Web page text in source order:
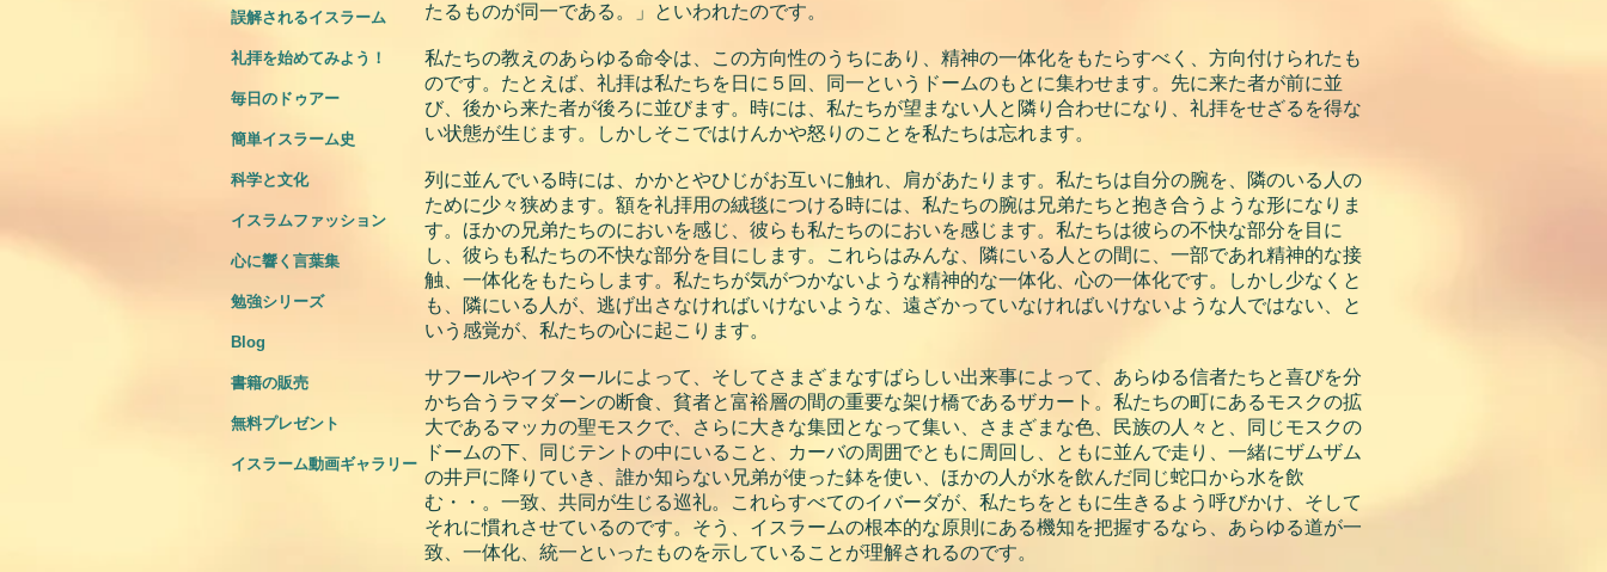
誤解されるイスラーム
礼拝を始めてみよう！
毎日のドゥアー
簡単イスラーム史
科学と文化
イスラムファッション
心に響く言葉集
勉強シリーズ
Blog
書籍の販売
無料プレゼント
イスラーム動画ギャラリー
たるものが同一である。」といわれたのです。
私たちの教えのあらゆる命令は、この方向性のうちにあり、精神の一体化をもたらすべく、方向付けられたも
のです。たとえば、礼拝は私たちを日に５回、同一というドームのもとに集わせます。先に来た者が前に並
び、後から来た者が後ろに並びます。時には、私たちが望まない人と隣り合わせになり、礼拝をせざるを得な
い状態が生じます。しかしそこではけんかや怒りのことを私たちは忘れます。
列に並んでいる時には、かかとやひじがお互いに触れ、肩があたります。私たちは自分の腕を、隣のいる人の
ために少々狭めます。額を礼拝用の絨毯につける時には、私たちの腕は兄弟たちと抱き合うような形になりま
す。ほかの兄弟たちのにおいを感じ、彼らも私たちのにおいを感じます。私たちは彼らの不快な部分を目に
し、彼らも私たちの不快な部分を目にします。これらはみんな、隣にいる人との間に、一部であれ精神的な接
触、一体化をもたらします。私たちが気がつかないような精神的な一体化、心の一体化です。しかし少なくと
も、隣にいる人が、逃げ出さなければいけないような、遠ざかっていなければいけないような人ではない、と
いう感覚が、私たちの心に起こります。
サフールやイフタールによって、そしてさまざまなすばらしい出来事によって、あらゆる信者たちと喜びを分
かち合うラマダーンの断食、貧者と富裕層の間の重要な架け橋であるザカート。私たちの町にあるモスクの拡
大であるマッカの聖モスクで、さらに大きな集団となって集い、さまざまな色、民族の人々と、同じモスクの
ドームの下、同じテントの中にいること、カーバの周囲でともに周回し、ともに並んで走り、一緒にザムザム
の井戸に降りていき、誰か知らない兄弟が使った鉢を使い、ほかの人が水を飲んだ同じ蛇口から水を飲
む・・。一致、共同が生じる巡礼。これらすべてのイバーダが、私たちをともに生きるよう呼びかけ、そして
それに慣れさせているのです。そう、イスラームの根本的な原則にある機知を把握するなら、あらゆる道が一
致、一体化、統一といったものを示していることが理解されるのです。